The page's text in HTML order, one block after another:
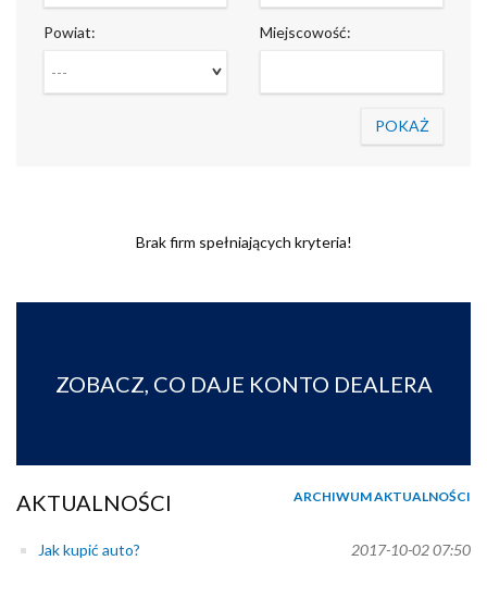
Powiat:
---
Miejscowość:
Brak firm spełniających kryteria!
ZOBACZ, CO DAJE KONTO DEALERA
AKTUALNOŚCI ARCHIWUM AKTUALNOŚCI
Jak kupić auto? 2017-10-02 07:50